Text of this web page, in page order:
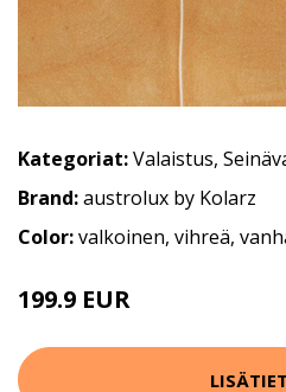
Kategoriat:Valaistus,
Brand:austrolux by Kolarz
Color:valkoinen, vihreä,
199.9 EUR